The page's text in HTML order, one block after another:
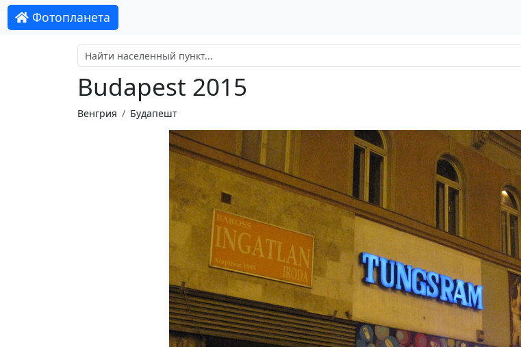
Фотопланета
Budapest 2015
Венгрия Будапешт